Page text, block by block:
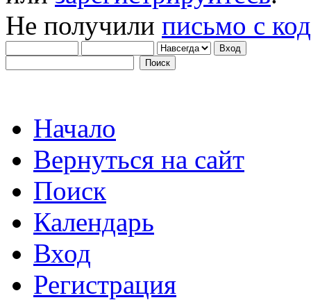
Не получили письмо с
Начало
Вернуться на сайт
Поиск
Календарь
Вход
Регистрация